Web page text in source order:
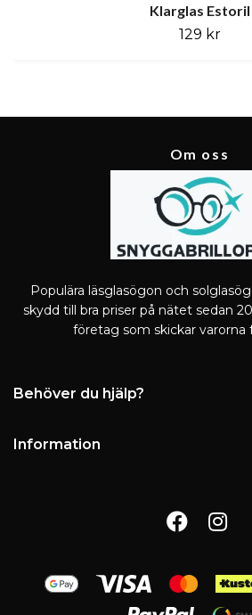
Klarglas Estoril
129 kr
Om oss
Populära läsglasögon och
skydd till bra priser på nätet sedan
företag som skickar varorna
Behöver du hjälp?
Information